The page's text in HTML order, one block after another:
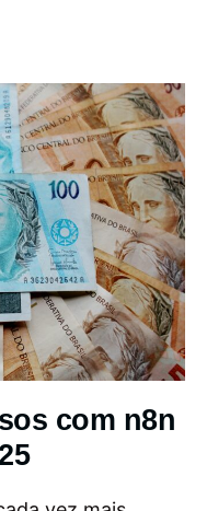
com n8n